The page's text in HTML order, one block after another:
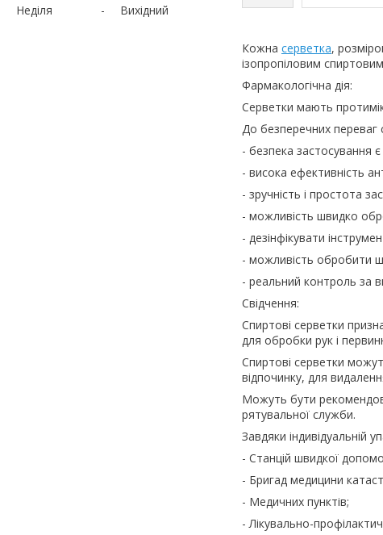
Неділя
Вихідний
Кожна серветка,
ізопропіловим
Фармакологічна дія:
Серветки мають
До безперечних переваг
- безпека застосування
- висока ефективність
- зручність і простота
- можливість швидко
- дезінфікувати
- можливість обробити
- реальний контроль за
Свідчення:
Спиртові серветки
для обробки рук і
Спиртові серветки
відпочинку, для
Можуть бути
рятувальної служби.
Завдяки індивідуальній
- Станцій швидкої
- Бригад медицини
- Медичних пунктів;
- Лікувально-